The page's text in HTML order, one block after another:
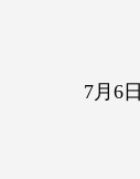
7月6日